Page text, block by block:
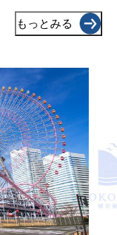
もっとみる